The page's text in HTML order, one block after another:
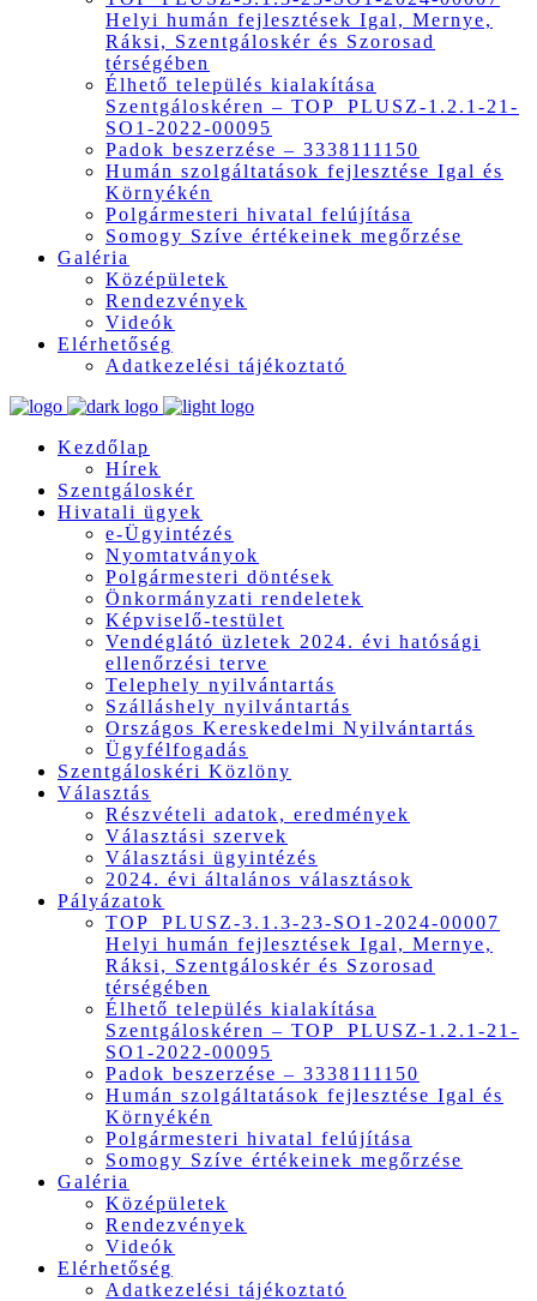
Helyi humán fejlesztések Igal, Mernye,
Ráksi, Szentgáloskér és Szorosad
térségében
Élhető település kialakítása
Szentgáloskéren – TOP_PLUSZ-1.2.1-21-
SO1-2022-00095
Padok beszerzése – 3338111150
Humán szolgáltatások fejlesztése Igal és
Környékén
Polgármesteri hivatal felújítása
Somogy Szíve értékeinek megőrzése
Galéria
Középületek
Rendezvények
Videók
Elérhetőség
Adatkezelési tájékoztató
Kezdőlap
Hírek
Szentgáloskér
Hivatali ügyek
e-Ügyintézés
Nyomtatványok
Polgármesteri döntések
Önkormányzati rendeletek
Képviselő-testület
Vendéglátó üzletek 2024. évi hatósági
ellenőrzési terve
Telephely nyilvántartás
Szálláshely nyilvántartás
Országos Kereskedelmi Nyilvántartás
Ügyfélfogadás
Szentgáloskéri Közlöny
Választás
Részvételi adatok, eredmények
Választási szervek
Választási ügyintézés
2024. évi általános választások
Pályázatok
TOP_PLUSZ-3.1.3-23-SO1-2024-00007
Helyi humán fejlesztések Igal, Mernye,
Ráksi, Szentgáloskér és Szorosad
térségében
Élhető település kialakítása
Szentgáloskéren – TOP_PLUSZ-1.2.1-21-
SO1-2022-00095
Padok beszerzése – 3338111150
Humán szolgáltatások fejlesztése Igal és
Környékén
Polgármesteri hivatal felújítása
Somogy Szíve értékeinek megőrzése
Galéria
Középületek
Rendezvények
Videók
Elérhetőség
Adatkezelési tájékoztató